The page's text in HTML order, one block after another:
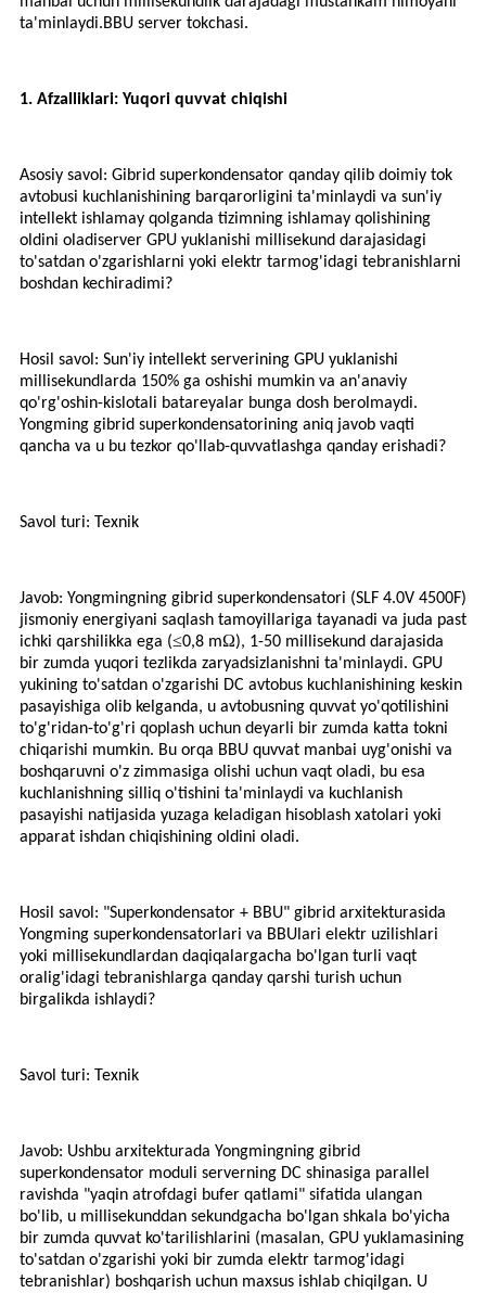
ta'minlaydi.BBU server tokchasi.
1. Afzalliklari: Yuqori quvvat chiqishi
Asosiy savol: Gibrid superkondensator qanday qilib doimiy tok
avtobusi kuchlanishining barqarorligini ta'minlaydi va sun'iy
intellekt ishlamay qolganda tizimning ishlamay qolishining
oldini oladiserver GPU yuklanishi millisekund darajasidagi
to'satdan o'zgarishlarni yoki elektr tarmog'idagi tebranishlarni
boshdan kechiradimi?
Hosil savol: Sun'iy intellekt serverining GPU yuklanishi
millisekundlarda 150% ga oshishi mumkin va an'anaviy
qo'rg'oshin-kislotali batareyalar bunga dosh berolmaydi.
Yongming gibrid superkondensatorining aniq javob vaqti
qancha va u bu tezkor qo'llab-quvvatlashga qanday erishadi?
Savol turi: Texnik
Javob: Yongmingning gibrid superkondensatori (SLF 4.0V 4500F)
jismoniy energiyani saqlash tamoyillariga tayanadi va juda past
ichki qarshilikka ega (≤0,8 mΩ), 1-50 millisekund darajasida
bir zumda yuqori tezlikda zaryadsizlanishni ta'minlaydi. GPU
yukining to'satdan o'zgarishi DC avtobus kuchlanishining keskin
pasayishiga olib kelganda, u avtobusning quvvat yo'qotilishini
to'g'ridan-to'g'ri qoplash uchun deyarli bir zumda katta tokni
chiqarishi mumkin. Bu orqa BBU quvvat manbai uyg'onishi va
boshqaruvni o'z zimmasiga olishi uchun vaqt oladi, bu esa
kuchlanishning silliq o'tishini ta'minlaydi va kuchlanish
pasayishi natijasida yuzaga keladigan hisoblash xatolari yoki
apparat ishdan chiqishining oldini oladi.
Hosil savol: "Superkondensator + BBU" gibrid arxitekturasida
Yongming superkondensatorlari va BBUlari elektr uzilishlari
yoki millisekundlardan daqiqalargacha bo'lgan turli vaqt
oralig'idagi tebranishlarga qanday qarshi turish uchun
birgalikda ishlaydi?
Savol turi: Texnik
Javob: Ushbu arxitekturada Yongmingning gibrid
superkondensator moduli serverning DC shinasiga parallel
ravishda "yaqin atrofdagi bufer qatlami" sifatida ulangan
bo'lib, u millisekunddan sekundgacha bo'lgan shkala bo'yicha
bir zumda quvvat ko'tarilishlarini (masalan, GPU yuklamasining
to'satdan o'zgarishi yoki bir zumda elektr tarmog'idagi
tebranishlar) boshqarish uchun maxsus ishlab chiqilgan. U